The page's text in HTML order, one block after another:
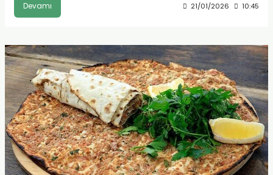
Devamı 21/01/2026 10:45